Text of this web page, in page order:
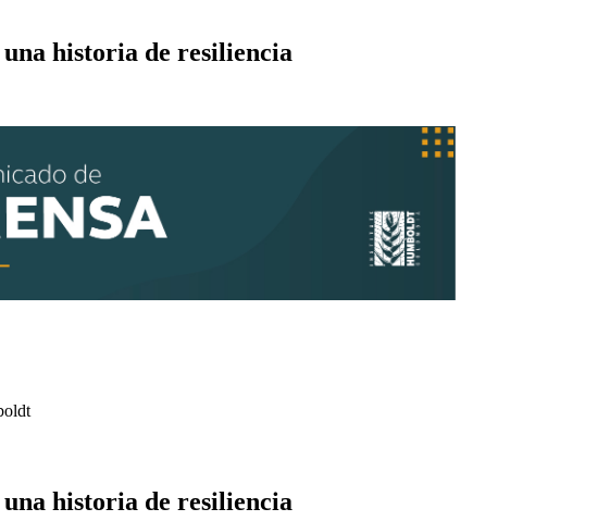
historia de resiliencia
historia de resiliencia